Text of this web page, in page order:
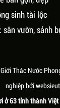
sinh tài lộc
sân vườn, sảnh
Thác Nước
nghiệp bởi
ở 63 tỉnh thành